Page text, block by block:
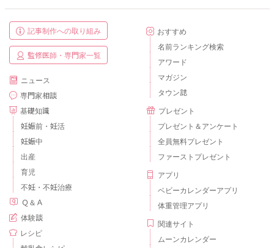
記事制作への取り組み
監修医師・専門家一覧
ニュース
専門家相談
基礎知識
妊娠前・妊活
妊娠中
出産
育児
不妊・不妊治療
Ｑ＆Ａ
体験談
レシピ
おすすめ
名前ランキング検索
アワード
マガジン
タウン誌
プレゼント
プレゼント＆アンケート
全員無料プレゼント
ファーストプレゼント
アプリ
ベビーカレンダーアプリ
体重管理アプリ
関連サイト
ムーンカレンダー